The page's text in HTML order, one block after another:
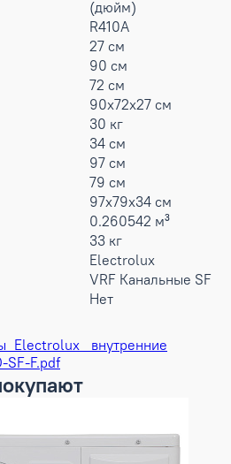
(дюйм)
R410A
27 см
90 см
72 см
90x72x27 см
30 кг
34 см
97 см
79 см
97x79x34 см
0.260542 м³
33 кг
Electrolux
VRF Канальные SF
Нет
_внутренние
SF-F.pdf